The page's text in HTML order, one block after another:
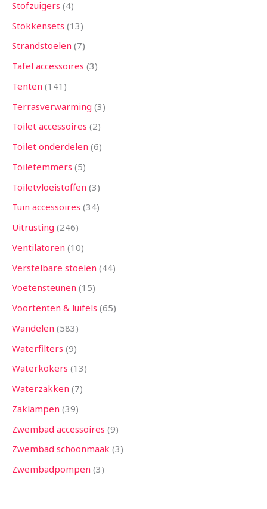
Stofzuigers 4
Stokkensets 13
Strandstoelen 7
Tafel accessoires 3
Tenten 141
Terrasverwarming 3
Toilet accessoires 2
Toilet onderdelen 6
Toiletemmers 5
Toiletvloeistoffen 3
Tuin accessoires 34
Uitrusting 246
Ventilatoren 10
Verstelbare stoelen 44
Voetensteunen 15
Voortenten & luifels 65
Wandelen 583
Waterfilters 9
Waterkokers 13
Waterzakken 7
Zaklampen 39
Zwembad accessoires 9
Zwembad schoonmaak 3
Zwembadpompen 3